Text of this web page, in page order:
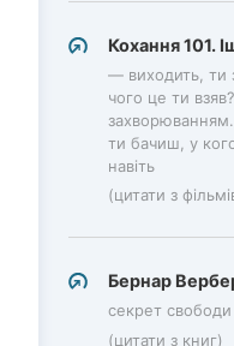
Кохання 101.
— виходить, ти
чого це ти
ти бачиш, у
навіть
(цитати з
Бернар
секрет свободи
(цитати з книг)